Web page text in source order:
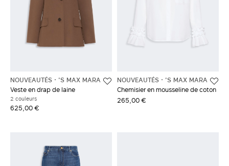
NOUVEAUTÉS
'S MAX MARA
Veste en drap de laine
2 couleurs
625,00 €
NOUVEAUTÉS
'S MAX MARA
Chemisier en mousseline de coton
265,00 €